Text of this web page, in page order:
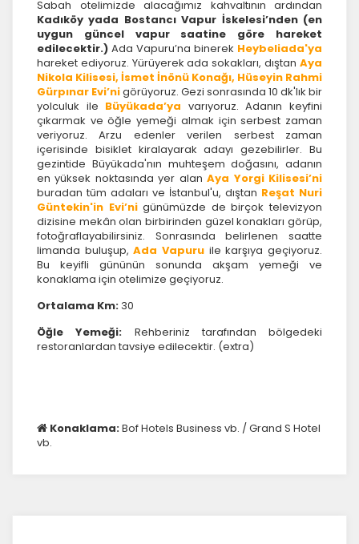
ÇEREZ KULLANIM AYARLARINIZ
Çerez tercihlerinizibelirleyin.
Daha fazla bilgi içinKVKK bilgilendirmemizi,çerez
kullanımvegizlilik koşullarınıinceleyebilirsiniz.
Oturum yönetimi, güvenlik ve temel site işlevleri için
gereklidir. Bu çerezler olmadan site düzgün çalışmaz
Sabah otelimizde alacağımız kahvaltının ardından
Kadıköy yada Bostancı Vapur İskelesi’nden (en
uygun güncel vapur saatine göre hareket
edilecektir.) Ada Vapuru’na binerek Heybeliada'ya
hareket ediyoruz. Yürüyerek ada sokakları, dıştan Aya
Nikola Kilisesi, İsmet İnönü Konağı, Hüseyin Rahmi
Gürpınar Evi’nigörüyoruz. Gezi sonrasında 10 dk'lık bir
yolculuk ile Büyükada’ya varıyoruz. Adanın keyfini
çıkarmak ve öğle yemeği almak için serbest zaman
veriyoruz. Arzu edenler verilen serbest zaman
içerisinde bisiklet kiralayarak adayı gezebilirler. Bu
gezintide Büyükada'nın muhteşem doğasını, adanın
en yüksek noktasında yer alanAya Yorgi Kilisesi’ni
buradan tüm adaları ve İstanbul'u, dıştan Reşat Nuri
Güntekin'in Evi’nigünümüzde de birçok televizyon
dizisine mekân olan birbirinden güzel konakları görüp,
fotoğraflayabilirsiniz. Sonrasında belirlenen saatte
limanda buluşup,Ada Vapuru ile karşıya geçiyoruz.
Bu keyifli gününün sonunda akşam yemeği ve
konaklama için otelimize geçiyoruz.
Ortalama Km: 30
Öğle Yemeği: Rehberiniz tarafından bölgedeki
restoranlardan tavsiye edilecektir. (extra)
Konaklama:Bof Hotels Business vb. / Grand S Hotel
vb.